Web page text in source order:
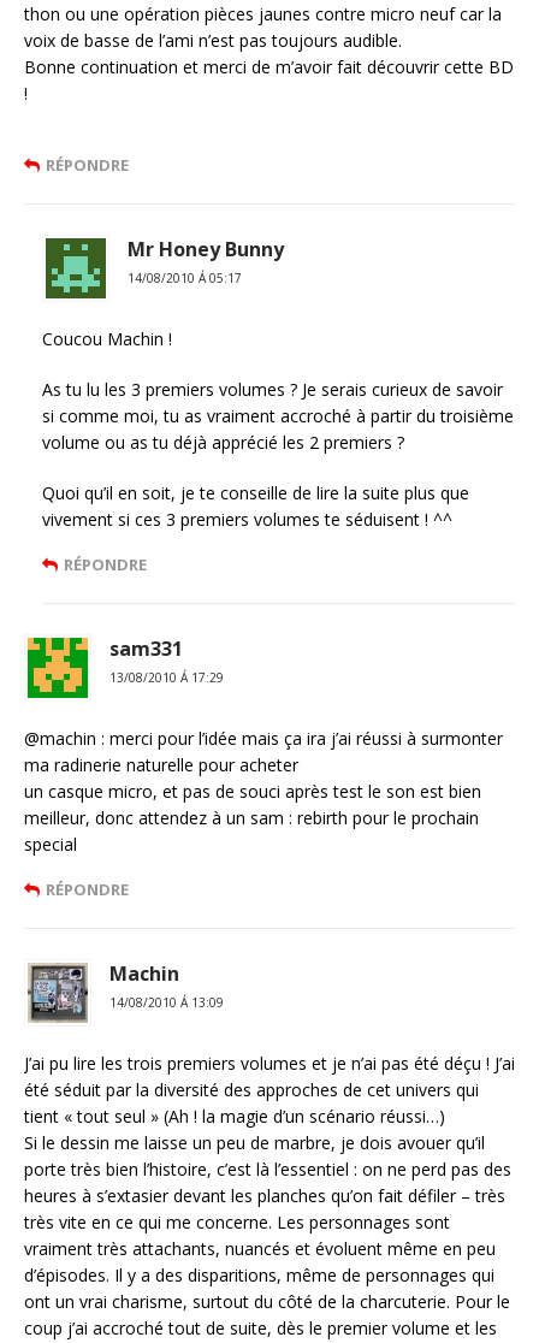
thon ou une opération pièces jaunes contre micro neuf car la
voix de basse de l’ami n’est pas toujours audible.
Bonne continuation et merci de m’avoir fait découvrir cette BD
!
RÉPONDRE
Mr Honey Bunny
14/08/2010 Á 05:17
Coucou Machin !
As tu lu les 3 premiers volumes ? Je serais curieux de savoir
si comme moi, tu as vraiment accroché à partir du troisième
volume ou as tu déjà apprécié les 2 premiers ?
Quoi qu’il en soit, je te conseille de lire la suite plus que
vivement si ces 3 premiers volumes te séduisent ! ^^
RÉPONDRE
sam331
13/08/2010 Á 17:29
@machin : merci pour l’idée mais ça ira j’ai réussi à surmonter
ma radinerie naturelle pour acheter
un casque micro, et pas de souci après test le son est bien
meilleur, donc attendez à un sam : rebirth pour le prochain
special
RÉPONDRE
Machin
14/08/2010 Á 13:09
J’ai pu lire les trois premiers volumes et je n’ai pas été déçu ! J’ai
été séduit par la diversité des approches de cet univers qui
tient « tout seul » (Ah ! la magie d’un scénario réussi…)
Si le dessin me laisse un peu de marbre, je dois avouer qu’il
porte très bien l’histoire, c’est là l’essentiel : on ne perd pas des
heures à s’extasier devant les planches qu’on fait défiler – très
très vite en ce qui me concerne. Les personnages sont
vraiment très attachants, nuancés et évoluent même en peu
d’épisodes. Il y a des disparitions, même de personnages qui
ont un vrai charisme, surtout du côté de la charcuterie. Pour le
coup j’ai accroché tout de suite, dès le premier volume et les